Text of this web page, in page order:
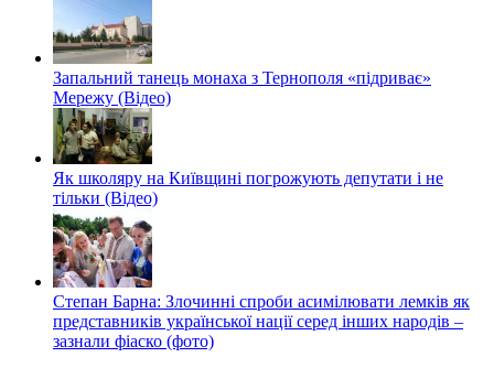
Запальний танець монаха з Тернополя «підриває»
Мережу (Відео)
Як школяру на Київщині погрожують депутати і не
тільки (Відео)
Степан Барна: Злочинні спроби асимілювати лемків як
представників української нації серед інших народів –
зазнали фіаско (фото)